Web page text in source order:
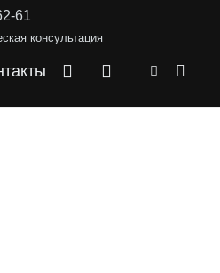
61
консультация